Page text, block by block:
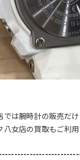
では腕時計の販売だ
女店の買取もご利